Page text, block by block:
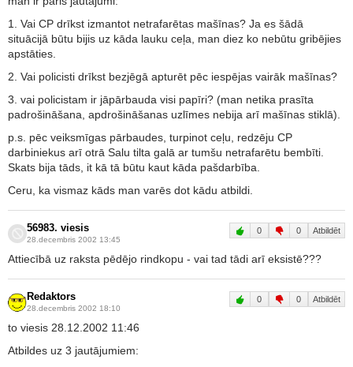
1. Vai CP drīkst izmantot netrafarētas mašīnas? Ja es šādā
situācijā būtu bijis uz kāda lauku ceļa, man diez ko nebūtu gribējies
apstāties.
2. Vai policisti drīkst bezjēgā apturēt pēc iespējas vairāk mašīnas?
3. vai policistam ir jāpārbauda visi papīri? (man netika prasīta
padrošināšana, apdrošināšanas uzlīmes nebija arī mašīnas stiklā).
p.s. pēc veiksmīgas pārbaudes, turpinot ceļu, redzēju CP
darbiniekus arī otrā Salu tilta galā ar tumšu netrafarētu bembīti.
Skats bija tāds, it kā tā būtu kaut kāda pašdarbība.
Ceru, ka vismaz kāds man varēs dot kādu atbildi.
56983. viesis
28.decembris 2002 13:45
0 0 Atbildēt
Attiecībā uz raksta pēdējo rindkopu - vai tad tādi arī eksistē???
Redaktors
28.decembris 2002 18:10
0 0 Atbildēt
to viesis 28.12.2002 11:46
Atbildes uz 3 jautājumiem: